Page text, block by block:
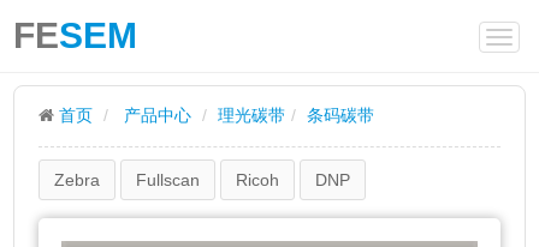
FESEM
首页 产品中心 理光碳带 条码碳带
Zebra Fullscan Ricoh DNP